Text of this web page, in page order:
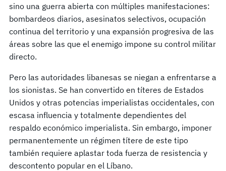
sino una guerra abierta con múltiples manifestaciones:
bombardeos diarios, asesinatos selectivos, ocupación
continua del territorio y una expansión progresiva de las
áreas sobre las que el enemigo impone su control militar
directo.
Pero las autoridades libanesas se niegan a enfrentarse a
los sionistas. Se han convertido en títeres de Estados
Unidos y otras potencias imperialistas occidentales, con
escasa influencia y totalmente dependientes del
respaldo económico imperialista. Sin embargo, imponer
permanentemente un régimen títere de este tipo
también requiere aplastar toda fuerza de resistencia y
descontento popular en el Líbano.